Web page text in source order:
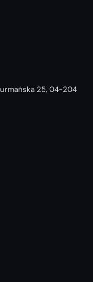
25, 04-204